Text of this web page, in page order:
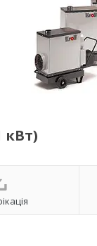
кВт)